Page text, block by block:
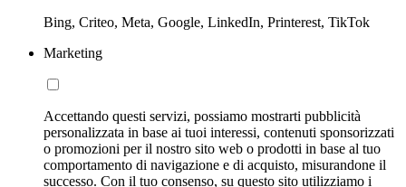
Bing, Criteo, Meta, Google, LinkedIn, Printerest, TikTok
Marketing
Accettando questi servizi, possiamo mostrarti pubblicità
personalizzata in base ai tuoi interessi, contenuti sponsorizzati
o promozioni per il nostro sito web o prodotti in base al tuo
comportamento di navigazione e di acquisto, misurandone il
successo. Con il tuo consenso, su questo sito utilizziamo i